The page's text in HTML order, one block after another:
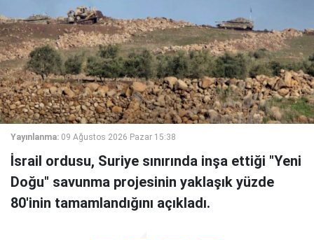
Yayınlanma: 09 Ağustos 2026 Pazar 15:38
İsrail ordusu, Suriye sınırında inşa ettiği "Yeni
Doğu" savunma projesinin yaklaşık yüzde
80'inin tamamlandığını açıkladı.